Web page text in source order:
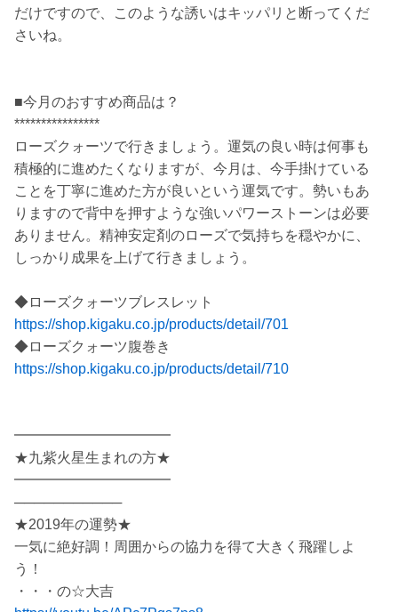
だけですので、このような誘いはキッパリと断ってくだ
さいね。
■今月のおすすめ商品は？
****************
ローズクォーツで行きましょう。運気の良い時は何事も
積極的に進めたくなりますが、今月は、今手掛けている
ことを丁寧に進めた方が良いという運気です。勢いもあ
りますので背中を押すような強いパワーストーンは必要
ありません。精神安定剤のローズで気持ちを穏やかに、
しっかり成果を上げて行きましょう。
◆ローズクォーツブレスレット
https://shop.kigaku.co.jp/products/detail/701
◆ローズクォーツ腹巻き
https://shop.kigaku.co.jp/products/detail/710
━━━━━━━━━━━
★九紫火星生まれの方★
━━━━━━━━━━━
───────────
★2019年の運勢★
一気に絶好調！周囲からの協力を得て大きく飛躍しよ
う！
・・・の☆大吉